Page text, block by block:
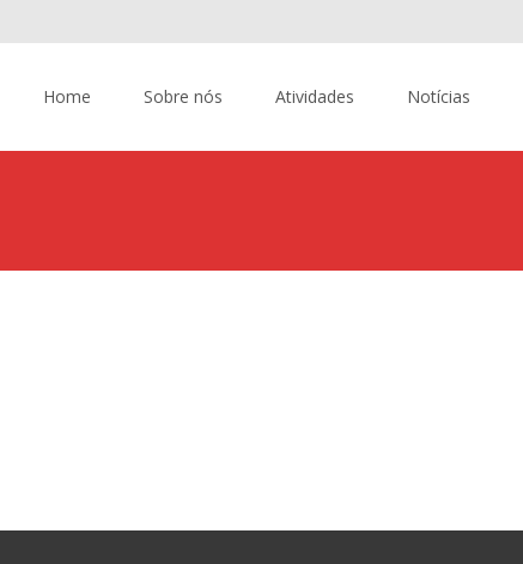
Home
Sobre nós Atividades Notícias